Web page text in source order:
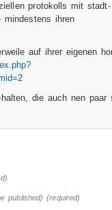
protokolls mit
mindestens ihren
auf ihrer eigenen
die auch nen paar
published) (required)